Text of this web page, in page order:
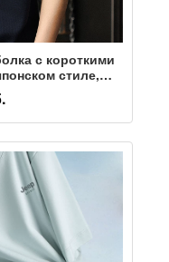
с короткими
стиле,
повседневная
блузка
shirt